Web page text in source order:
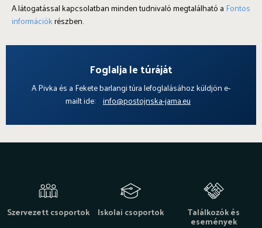
A látogatással kapcsolatban minden tudnivaló megtalálható a Fontos
információkrészben.
Foglalja le túráját
A Pivka és a Fekete barlangi túra lefoglalásához küldjön e-
mailt ide: info@postojnska-jama.eu
Szervezett csoportok Iskolai csoportok Találkozók és
események